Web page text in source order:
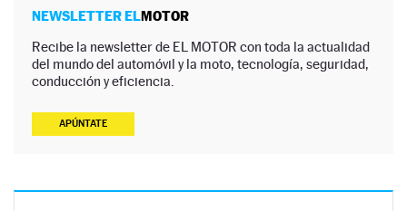
NEWSLETTER ELMOTOR
Recibe la newsletter de EL MOTOR con toda la actualidad
del mundo del automóvil y la moto, tecnología, seguridad,
conducción y eficiencia.
APÚNTATE